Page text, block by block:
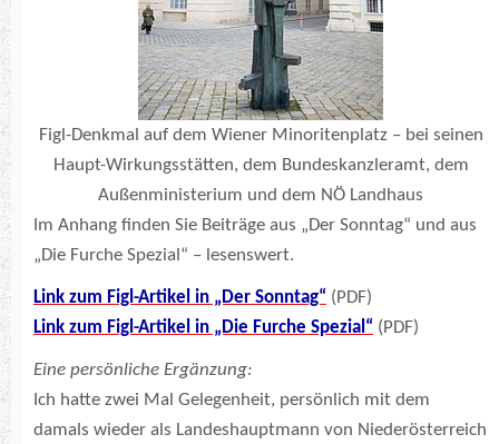
Figl-Denkmal auf dem Wiener Minoritenplatz – bei seinen
Haupt-Wirkungsstätten, dem Bundeskanzleramt, dem
Außenministerium und dem NÖ Landhaus
Im Anhang finden Sie Beiträge aus „Der Sonntag“ und aus
„Die Furche Spezial“ – lesenswert.
Link zum Figl-Artikel in „Der Sonntag“ (PDF)
Link zum Figl-Artikel in „Die Furche Spezial“ (PDF)
Eine persönliche Ergänzung:
Ich hatte zwei Mal Gelegenheit, persönlich mit dem
damals wieder als Landeshauptmann von Niederösterreich